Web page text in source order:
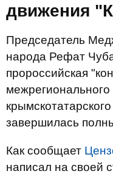
движения
Председатель
народа Рефат
пророссийская
завершилась
Как сообщает
написал на своей